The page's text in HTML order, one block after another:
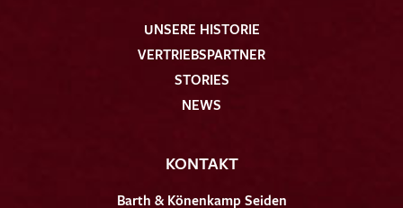
UNSERE HISTORIE
VERTRIEBSPARTNER
STORIES
NEWS
KONTAKT
Barth & Könenkamp Seiden